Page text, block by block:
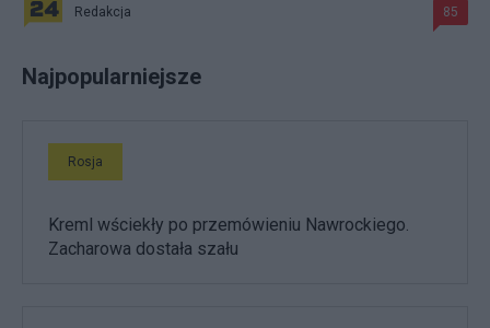
Redakcja 85
Najpopularniejsze
Rosja
Kreml wściekły po przemówieniu Nawrockiego.
Zacharowa dostała szału